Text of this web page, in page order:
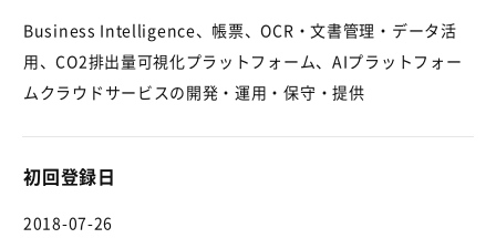
Business Intelligence、帳票、OCR・文書管理・データ活
用、CO2排出量可視化プラットフォーム、AIプラットフォー
ムクラウドサービスの開発・運用・保守・提供
初回登録日
2018-07-26